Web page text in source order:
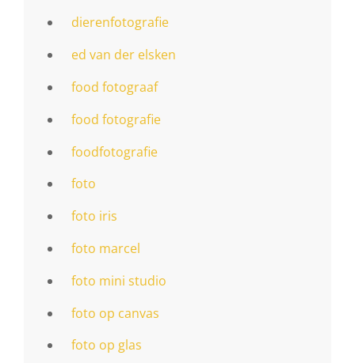
dierenfotografie
ed van der elsken
food fotograaf
food fotografie
foodfotografie
foto
foto iris
foto marcel
foto mini studio
foto op canvas
foto op glas